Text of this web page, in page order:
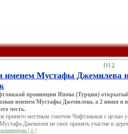
[1] 2
именем Мустафы Джемилева
провинции Япова (Турция)
именем Мустафы Джемилева, а 2 июня в
честь.
принято местным советом Чифтликкоя с целью
Джемилев не смог принять участие в
[ 1 ]